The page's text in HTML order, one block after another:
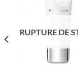
RUPTURE DE